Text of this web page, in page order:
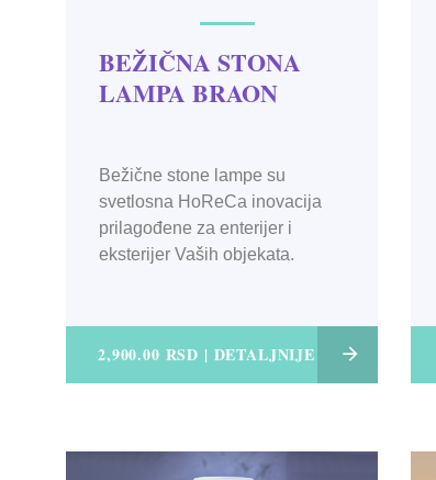
BEŽIČNA STONA
LAMPA BRAON
Bežične stone lampe su
svetlosna HoReCa inovacija
prilagođene za enterijer i
eksterijer Vaših objekata.
2,900.00 RSD | DETALJNIJE